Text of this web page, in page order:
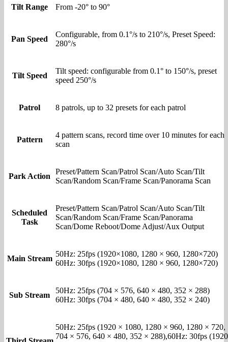
Tilt Range From -20° to 90°
Pan Speed
Configurable, from 0.1°/s to 210°/s, Preset Speed:
280°/s
Tilt Speed
Tilt speed: configurable from 0.1° to 150°/s, preset
speed 250°/s
Patrol 8 patrols, up to 32 presets for each patrol
Pattern
4 pattern scans, record time over 10 minutes for each
scan
Park Action
Preset/Pattern Scan/Patrol Scan/Auto Scan/Tilt
Scan/Random Scan/Frame Scan/Panorama Scan
Scheduled
Task
Preset/Pattern Scan/Patrol Scan/Auto Scan/Tilt
Scan/Random Scan/Frame Scan/Panorama
Scan/Dome Reboot/Dome Adjust/Aux Output
Main Stream
50Hz: 25fps (1920×1080, 1280 × 960, 1280×720)
60Hz: 30fps (1920×1080, 1280 × 960, 1280×720)
Sub Stream
50Hz: 25fps (704 × 576, 640 × 480, 352 × 288)
60Hz: 30fps (704 × 480, 640 × 480, 352 × 240)
50Hz: 25fps (1920 × 1080, 1280 × 960, 1280 × 720,
704 × 576, 640 × 480, 352 × 288),60Hz: 30fps (1920